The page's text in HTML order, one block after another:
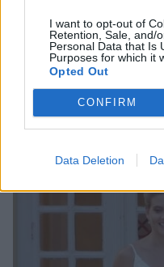
I want to opt-out of
Retention, Sale, and/
Personal Data that Is
Purposes for which it
Opted Out
CONFIRM
Data Deletion